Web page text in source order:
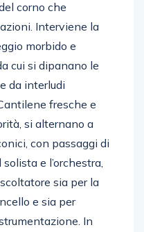
corno che
Interviene la
morbido e
cui si dipanano le
da interludi
fresche e
si alternano a
con passaggi di
e l’orchestra,
sia per la
e sia per
In